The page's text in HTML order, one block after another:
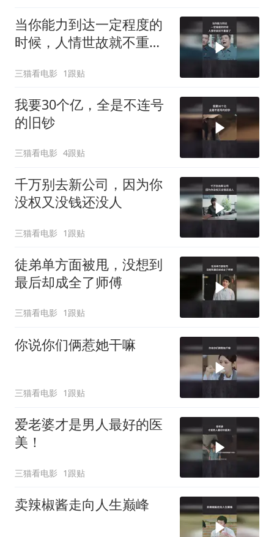
当你能力到达一定程度的
时候，人情世故就不重要
三猫看电影 1跟贴
我要30个亿，全是不连号
的旧钞
三猫看电影 4跟贴
千万别去新公司，因为你
没权又没钱还没人
三猫看电影 1跟贴
徒弟单方面被甩，没想到
最后却成全了师傅
三猫看电影 1跟贴
你说你们俩惹她干嘛
三猫看电影 1跟贴
爱老婆才是男人最好的医
美！
三猫看电影 1跟贴
卖辣椒酱走向人生巅峰